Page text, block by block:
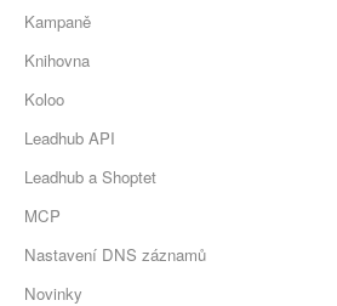
Kampaně
Knihovna
Koloo
Leadhub API
Leadhub a Shoptet
MCP
Nastavení DNS záznamů
Novinky